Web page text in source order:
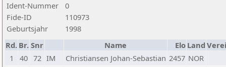
Ident-Nummer
0
Fide-ID
110973
Geburtsjahr
1998
Rd. Br. Snr Name Elo Land
1
40 72 IM Christiansen Johan-Sebastian 2457 NOR